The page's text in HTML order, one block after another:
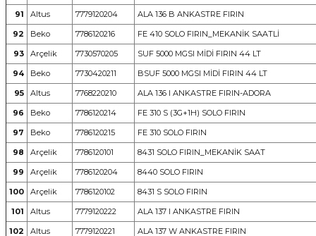
91
Altus 7779120204
ALA 136 B ANKASTRE FIRIN
92
Beko 7786120216
FE 410 SOLO FIRIN_MEKANİK SAATLİ
93
Arçelik 7730570205
SUF 5000 MGSI MİDİ FIRIN 44 LT
94
Beko 7730420211
BSUF 5000 MGSI MİDİ FIRIN 44 LT
95
Altus 7768220210
ALA 136 I ANKASTRE FIRIN-ADORA
96
Beko 7786120214
FE 310 S (3G+1H) SOLO FIRIN
97
Beko 7786120215
FE 310 SOLO FIRIN
98
Arçelik 7786120101
8431 SOLO FIRIN_MEKANİK SAAT
99
Arçelik 7786120204
8440 SOLO FIRIN
100
Arçelik 7786120102
8431 S SOLO FIRIN
101
Altus 7779120222
ALA 137 I ANKASTRE FIRIN
102
Altus 7779120221
ALA 137 W ANKASTRE FIRIN